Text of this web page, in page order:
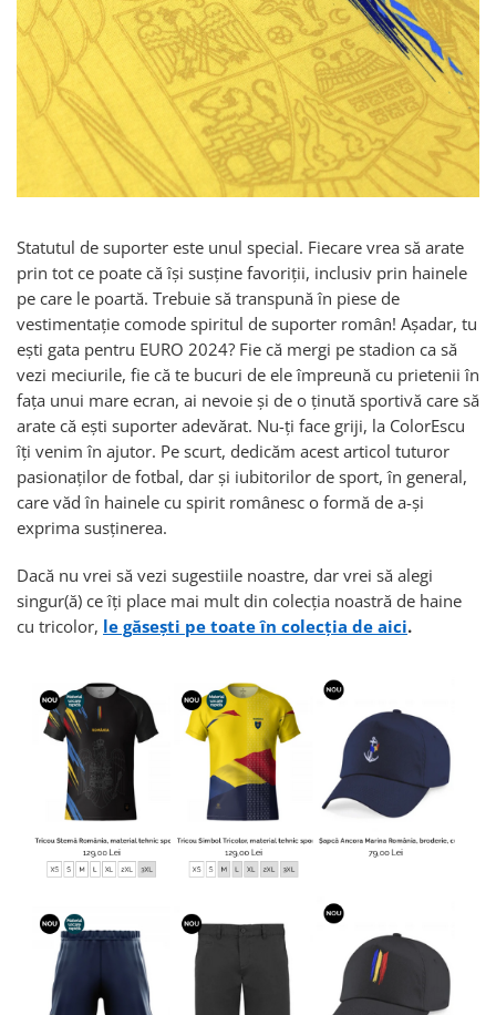
Accesorii
Colecții
România
Haine dacice
Simboluri tradiționale
reinterpretate
Tricouri cu mesaje de bine
Carduri Cadou
Colecții speciale
Tricouri Andra
Colecția Cucuteni Neamț
Statutul de suporter este unul special. Fiecare vrea să arate
prin tot ce poate că își susține favoriții, inclusiv prin hainele
pe care le poartă. Trebuie să transpună în piese de
vestimentație comode spiritul de suporter român! Așadar, tu
eşti gata pentru EURO 2024? Fie că mergi pe stadion ca să
vezi meciurile, fie că te bucuri de ele împreună cu prietenii în
fața unui mare ecran, ai nevoie şi de o ţinută sportivă care să
arate că eşti suporter adevărat. Nu-ţi face griji, la ColorEscu
îţi venim în ajutor. Pe scurt, dedicăm acest articol tuturor
pasionaţilor de fotbal, dar şi iubitorilor de sport, în general,
care văd în hainele cu spirit românesc o formă de a-și
exprima susținerea.
Dacă nu vrei să vezi sugestiile noastre, dar vrei să alegi
singur(ă) ce îți place mai mult din colecția noastră de haine
cu tricolor, le găsești pe toate în colecția de aici.